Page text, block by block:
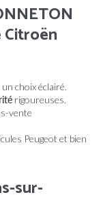
choix éclairé.
rigoureuses.
vente
Peugeot et bien
sur-